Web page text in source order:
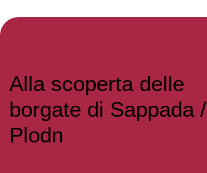
Alla scoperta delle
borgate di Sappada /
Plodn